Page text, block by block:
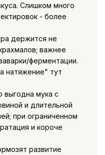
Слишком много
- более
держится не
важнее
ферментации.
натяжение" тут
выгодна мука с
и длительной
при ограниченном
и короче
развитие